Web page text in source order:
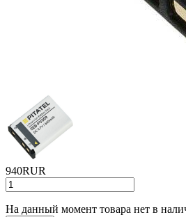
940RUR
На данный момент товара нет в